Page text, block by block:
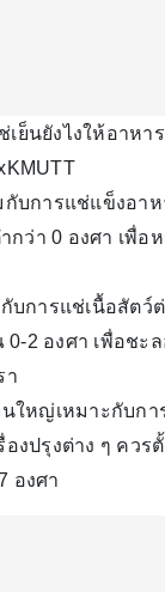
ย็นยังไงให้อาหา
บการแช่แข็งอาห
ว่า 0 องศา เพื่อ
บการแช่เนื้อสัตว์
2 องศา เพื่อชะล
า
ใหญ่เหมาะกับกา
งปรุงต่าง ๆ ควร
องศา